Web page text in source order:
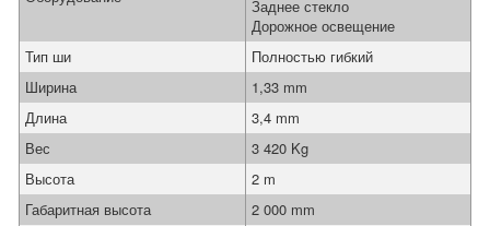
Заднее стекло
Дорожное освещение
Тип ши
Полностью гибкий
Ширина
1,33 mm
Длина
3,4 mm
Вес
3 420 Kg
Высота
2 m
Габаритная высота
2 000 mm